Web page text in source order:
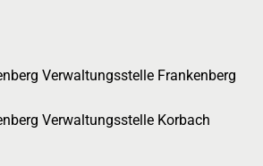
Verwaltungsstelle Frankenberg
Verwaltungsstelle Korbach